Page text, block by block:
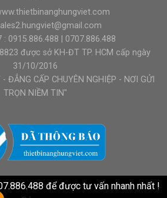
: 0915.886.488
0707.886.488
được sở KH-ĐT TP. HCM cấp ngày
31/10/2016
ĐẲNG CẤP CHUYÊN NGHIỆP - NƠI GỬI
TRỌN NIỀM TIN"
để được tư vấn nhanh nhất !